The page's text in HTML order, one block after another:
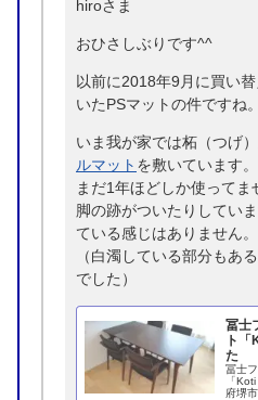
hiroさま
おひさしぶりです^^
以前に2018年9月に買い
いたPSマットの件ですね。
いま我が家では柘（つげ
ルマット を敷いています。
まだ1年ほどしか使って
脚の跡がついたりしてい
ている感じはありません。
（白濁している部分もあ
でした）
冨士
ト
た
冨士
「
府堺